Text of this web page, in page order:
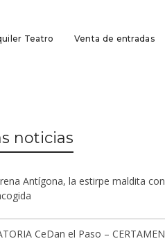
Teatro Venta de entradas
noticias
Antígona, la estirpe maldita con
CeDan el Paso – CERTAMEN